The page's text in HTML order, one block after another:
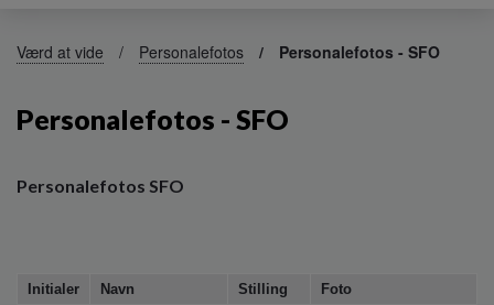
Værd at vide Personalefotos Personalefotos - SFO
Personalefotos - SFO
Personalefotos SFO
Initialer Navn Stilling Foto